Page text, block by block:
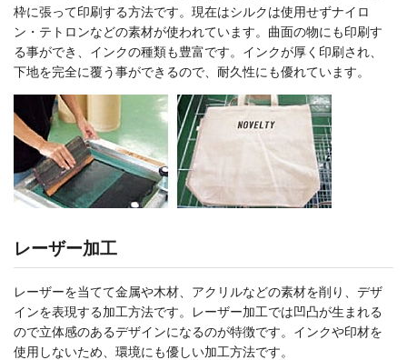
枠に張って印刷する方法です。現在はシルクは使用せずナイロ
ン・テトロンなどの素材が使われています。曲面の物にも印刷す
る事ができ、インクの種類も豊富です。インクが厚く印刷され、
下地を完全に覆う事ができるので、耐久性にも優れています。
レーザー加工
レーザーを当てて金属や木材、アクリルなどの素材を削り、デザ
インを表現する加工方法です。レーザー加工では凹凸が生まれる
ので立体感のあるデザインになるのが特徴です。インクや印材を
使用しないため、環境にも優しい加工方法です。